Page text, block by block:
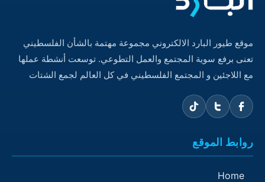
موقع طيور البارد الالكتروني مجموعة مهتمة بالشأن الفلسطيني
تعنى برفع سوية المجتمع والعمل التطوعي. توسعت أنشطة عملها
مع اللاجئين و المجتمع الفلسطيني في كل العالم لجمع الشتات
روابط الموقع
Home